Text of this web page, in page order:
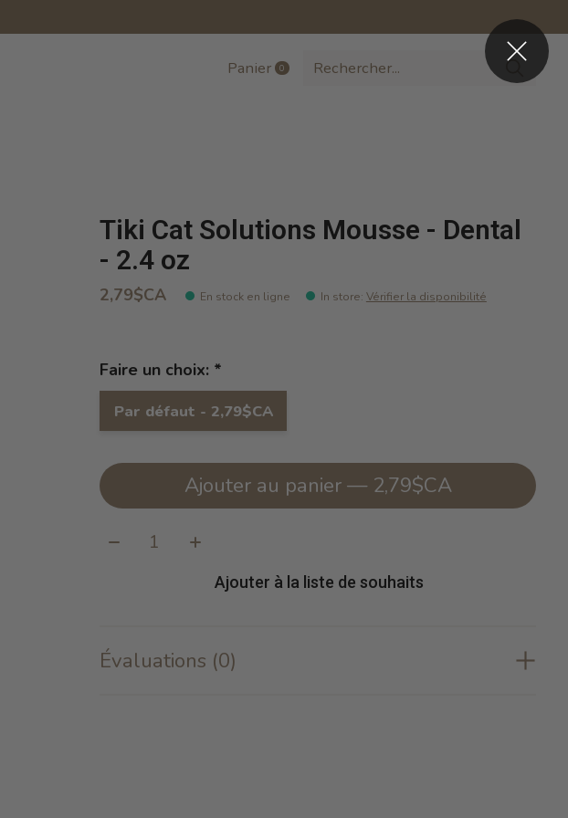
Panier 0items
Tiki Cat Solutions Mousse - Dental
- 2.4 oz
2,79$CA En stock en ligne In store: Vérifier la disponibilité
Faire un choix: *
Par défaut - 2,79$CA
Ajouter au panier — 2,79$CA
Quantité:
Ajouter à la liste de souhaits
Évaluations (0)